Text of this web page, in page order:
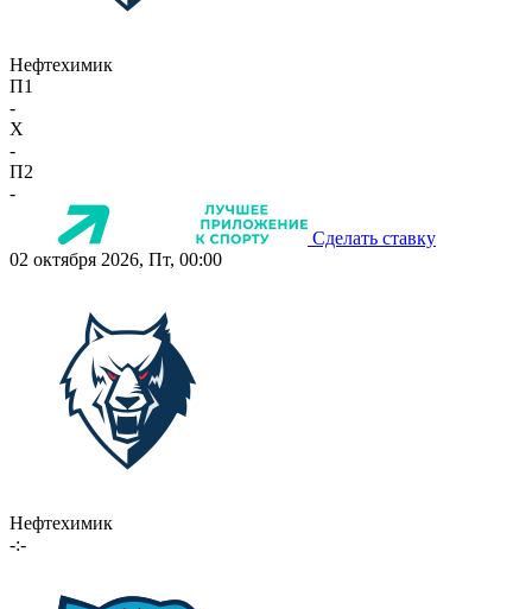
Нефтехимик
П1
-
X
-
П2
-
Сделать ставку
02 октября 2026, Пт, 00:00
Нефтехимик
-:-